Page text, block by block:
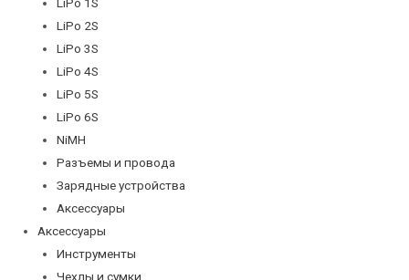
LiPo 2S
LiPo 3S
LiPo 4S
LiPo 5S
LiPo 6S
NiMH
Разъемы и провода
Зарядные устройства
Аксессуары
Аксессуары
Инструменты
Чехлы и сумки